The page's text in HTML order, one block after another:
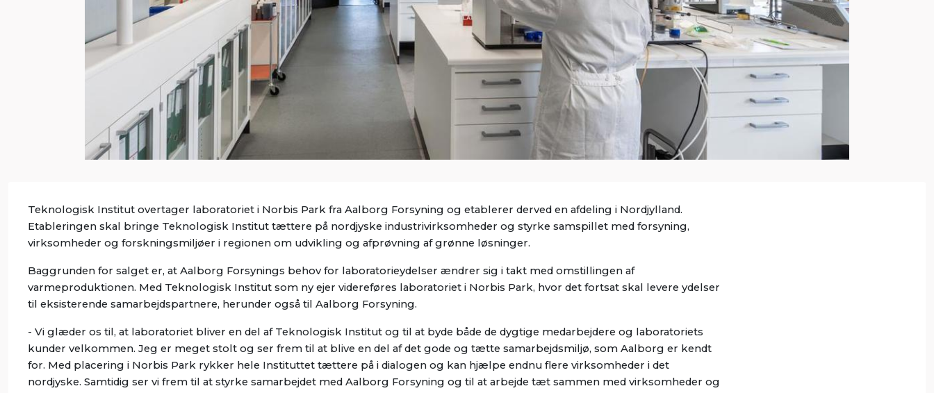
Teknologisk Institut overtager laboratoriet i Norbis Park fra Aalborg Forsyning og etablerer derved en afdeling i Nordjylland.
Etableringen skal bringe Teknologisk Institut tættere på nordjyske industrivirksomheder og styrke samspillet med forsyning,
virksomheder og forskningsmiljøer i regionen om udvikling og afprøvning af grønne løsninger.
Baggrunden for salget er, at Aalborg Forsynings behov for laboratorieydelser ændrer sig i takt med omstillingen af
varmeproduktionen. Med Teknologisk Institut som ny ejer videreføres laboratoriet i Norbis Park, hvor det fortsat skal levere ydelser
til eksisterende samarbejdspartnere, herunder også til Aalborg Forsyning.
- Vi glæder os til, at laboratoriet bliver en del af Teknologisk Institut og til at byde både de dygtige medarbejdere og laboratoriets
kunder velkommen. Jeg er meget stolt og ser frem til at blive en del af det gode og tætte samarbejdsmiljø, som Aalborg er kendt
for. Med placering i Norbis Park rykker hele Instituttet tættere på i dialogen og kan hjælpe endnu flere virksomheder i det
nordjyske. Samtidig ser vi frem til at styrke samarbejdet med Aalborg Forsyning og til at arbejde tæt sammen med virksomheder og